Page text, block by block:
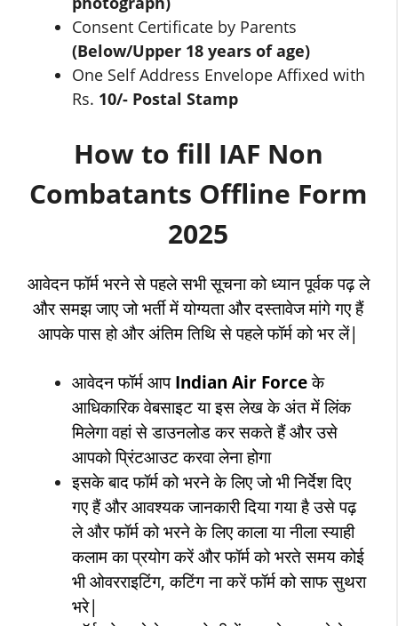
Consent Certificate by Parents
(Below/Upper 18 years of age)
One Self Address Envelope Affixed with
Rs. 10/- Postal Stamp
How to fill IAF Non
Combatants Offline Form
2025
आवेदन फॉर्म भरने से पहले सभी सूचना को ध्यान पूर्वक पढ़ ले
और समझ जाए जो भर्ती में योग्यता और दस्तावेज मांगे गए हैं
आपके पास हो और अंतिम तिथि से पहले फॉर्म को भर लें|
आवेदन फॉर्म आप Indian Air Forceके
आधिकारिक वेबसाइट या इस लेख के अंत में लिंक
मिलेगा वहां से डाउनलोड कर सकते हैं और उसे
आपको प्रिंटआउट करवा लेना होगा
इसके बाद फॉर्म को भरने के लिए जो भी निर्देश दिए
गए हैं और आवश्यक जानकारी दिया गया है उसे पढ़
ले और फॉर्म को भरने के लिए काला या नीला स्याही
कलाम का प्रयोग करें और फॉर्म को भरते समय कोई
भी ओवरराइटिंग, कटिंग ना करें फॉर्म को साफ सुथरा
भरे|